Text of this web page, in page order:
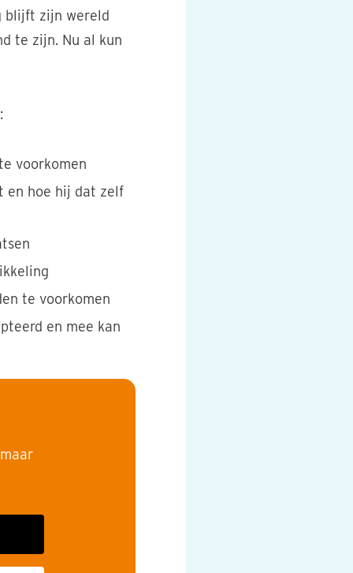
blijft zijn wereld
te zijn. Nu al kun
voorkomen
en hoe hij dat zelf
te voorkomen
en mee kan